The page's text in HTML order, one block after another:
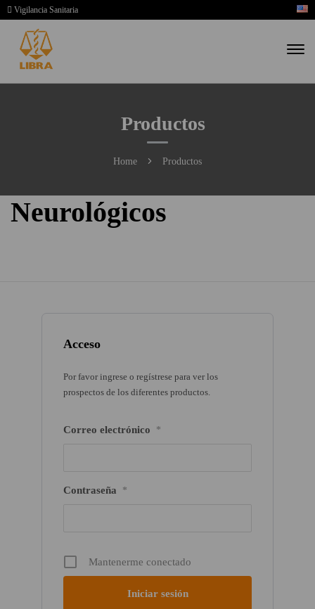
Vigilancia Sanitaria
Productos
Home Productos
Acceso
Por favor ingrese o regístrese para ver los
prospectos de los diferentes productos.
Correo electrónico *
Contraseña *
Mantenerme conectado
Neurológicos